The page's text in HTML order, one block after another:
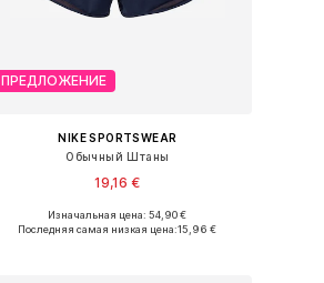
ПРЕДЛОЖЕНИЕ
NIKE SPORTSWEAR
Обычный Штаны
19,16 €
Доступные размеры: 34, 36, 38, 40, 42
Изначальная цена: 54,90 €
Последняя самая низкая цена:15,96 €